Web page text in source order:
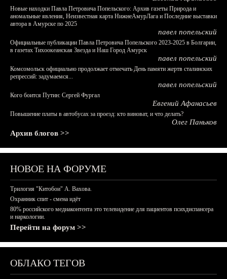
Новые находки Павла Петровича Попельского: Архив газеты Природа и
аномальные явления, Неизвестная карта НижнеАмурЛага и Последние выставки
автора в Амурске по 2025
павел попельский
Официальные публикации Павла Петровича Попельского 2023-2025 в Болгарии,
в газетах Тихоокеанская Звезда и Наш Город Амурск
павел попельский
Комсомольск официально продолжает отмечать День памяти жертв сталинских
репрессий: задумаемся...
павел попельский
Кого боится Путин: Сергей Фургал
Евгений Афанасьев
Повышение платы в автобусах за проезд: кто виноват, и что делать?
Олег Паньков
Архив блогов >>
НОВОЕ НА ФОРУМЕ
Трилогия "Китобои" А. Вахова.
Охранник спит - смена идёт
80% российского медиаконтента это телевидение для пациентов психдиспансера
и наркологии.
Перейти на форум >>
ОБЛАКО ТЕГОВ